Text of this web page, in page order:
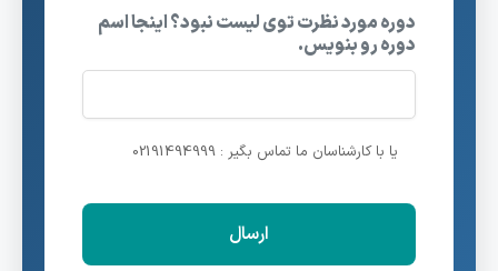
دوره مورد نظرت توی لیست نبود؟ اینجا اسم
دوره رو بنویس.
یا با کارشناسان ما تماس بگیر : 02191494999